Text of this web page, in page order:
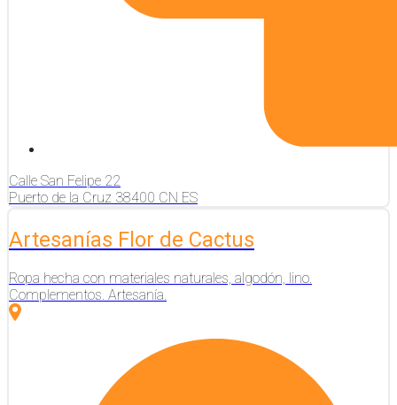
Calle San Felipe 22
Puerto de la Cruz 38400 CN ES
Artesanías Flor de Cactus
Ropa hecha con materiales naturales, algodón, lino.
Complementos. Artesanía.